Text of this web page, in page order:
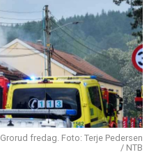
fredag. Foto: Terje Pedersen
/ NTB